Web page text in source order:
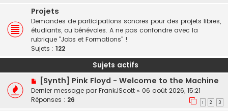
Projets
Demandes de participations sonores pour des projets libres,
étudiants, ou bénévoles. A ne pas confondre avec la
rubrique "Jobs et Formations" !
Sujets : 122
Sujets actifs
[Synth] Pink Floyd - Welcome to the Machine
Dernier message par FrankJScott « 06 août 2026, 15:21
Réponses : 26 1 2 3